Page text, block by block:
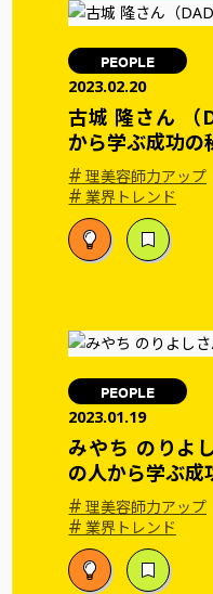
PEOPLE
2023.02.20
古城 隆さん （
から学ぶ成功の
#理美容師力アップ
#業界トレンド
PEOPLE
2023.01.19
みやち のりよ
の人から学ぶ
#理美容師力アップ
#業界トレンド